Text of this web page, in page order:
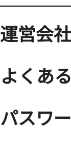
運営会社
よくあ
パスワ